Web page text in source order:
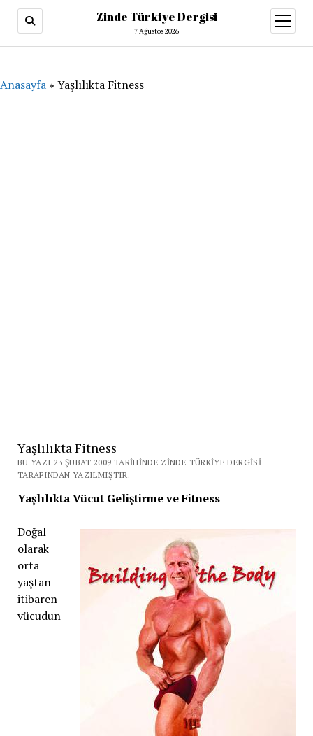
Zinde Türkiye Dergisi
7 Ağustos 2026
aç
Anasayfa » Yaşlılıkta Fitness
Yaşlılıkta Fitness
BU YAZI 23 ŞUBAT 2009 TARIHINDE ZINDE TÜRKIYE DERGISI
TARAFINDAN YAZILMIŞTIR.
Yaşlılıkta Vücut Geliştirme ve Fitness
Doğal
olarak
orta
yaştan
itibaren
vücudun